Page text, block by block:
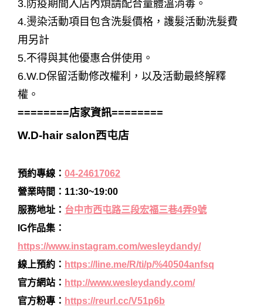
3.防疫期間入店內煩請配合量體溫消毒。
4.燙染活動項目包含洗髮價格，護髮活動洗髮費
用另計
5.不得與其他優惠合併使用。
6.W.D保留活動修改權利，以及活動最終解釋
權。
========店家資訊========
W.D-hair salon西屯店
預約專線： 04-24617062
營業時間：11:30~19:00
服務地址： 台中市西屯路三段宏福三巷4弄9號
IG作品集：
https://www.instagram.com/wesleydandy/
線上預約： https://line.me/R/ti/p/%40504anfsq
官方網站： http://www.wesleydandy.com/
官方粉專： https://reurl.cc/V51p6b